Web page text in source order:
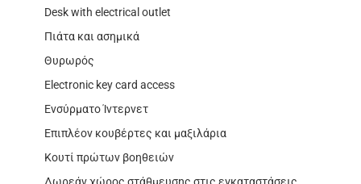
Desk with electrical outlet
Πιάτα και ασημικά
Θυρωρός
Electronic key card access
Ενσύρματο Ίντερνετ
Επιπλέον κουβέρτες και μαξιλάρια
Κουτί πρώτων βοηθειών
Δωρεάν χώρος στάθμευσης στις εγκαταστάσεις